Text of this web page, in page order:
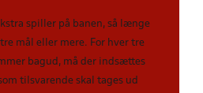
spiller på banen, så længe
mål eller mere. For hver tre
bagud, må der indsættes
tilsvarende skal tages ud